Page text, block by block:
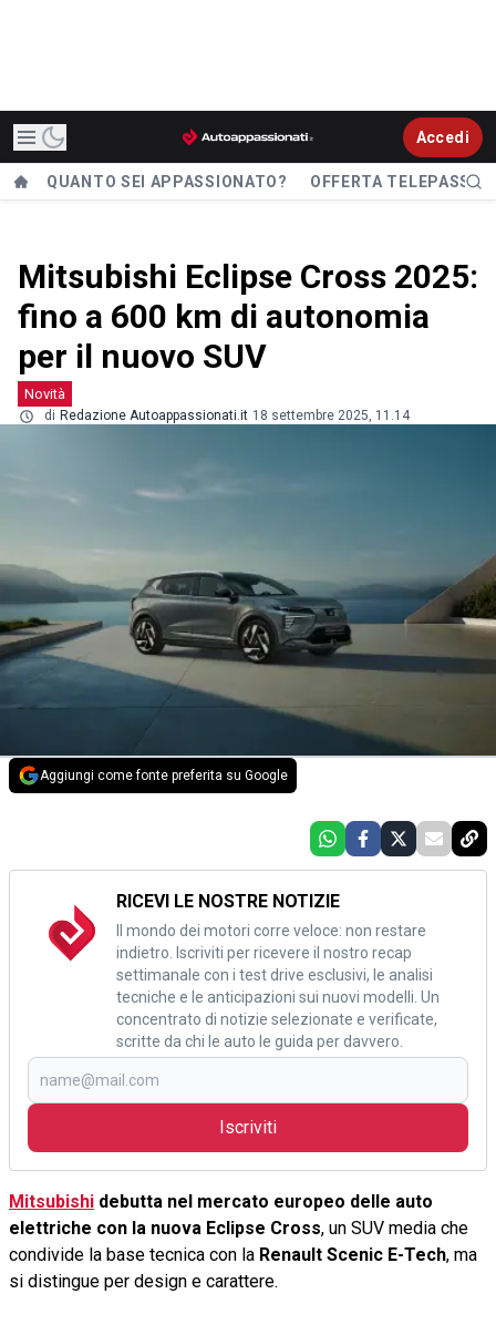
Accedi
QUANTO SEI APPASSIONATO? OFFERTA TELEPASS
Mitsubishi Eclipse Cross 2025:
fino a 600 km di autonomia
per il nuovo SUV
Novità
di Redazione Autoappassionati.it 18 settembre 2025, 11.14
Aggiungi come fonte preferita su Google
RICEVI LE NOSTRE NOTIZIE
Il mondo dei motori corre veloce: non restare
indietro. Iscriviti per ricevere il nostro recap
settimanale con i test drive esclusivi, le analisi
tecniche e le anticipazioni sui nuovi modelli. Un
concentrato di notizie selezionate e verificate,
scritte da chi le auto le guida per davvero.
Iscriviti
Mitsubishi debutta nel mercato europeo delle auto
elettriche con la nuova Eclipse Cross, un SUV media che
condivide la base tecnica con la Renault Scenic E-Tech, ma
si distingue per design e carattere.